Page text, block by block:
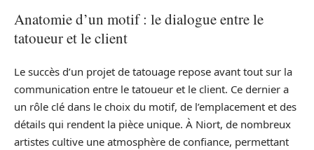
Anatomie d’un motif : le dialogue entre le
tatoueur et le client
Le succès d’un projet de tatouage repose avant tout sur la
communication entre le tatoueur et le client. Ce dernier a
un rôle clé dans le choix du motif, de l’emplacement et des
détails qui rendent la pièce unique. À Niort, de nombreux
artistes cultive une atmosphère de confiance, permettant